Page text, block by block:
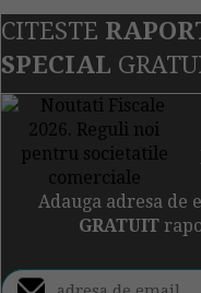
CITESTE
SPECIAL
Adauga adresa de
GRATUIT